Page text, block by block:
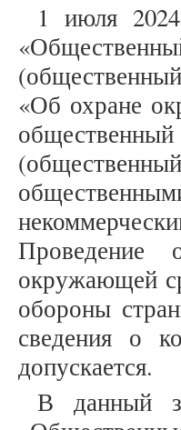
1 июля
«Об охране
Проведение
окружающей
обороны
сведения о
допускается.
В данный